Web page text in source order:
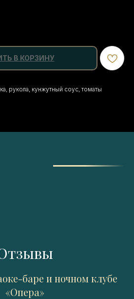
В КОРЗИНУ
рукола, кунжутный соус, томаты
баре и ночном клубе
«Опера»